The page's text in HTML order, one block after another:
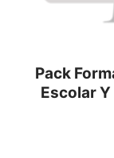
Pack
Escolar